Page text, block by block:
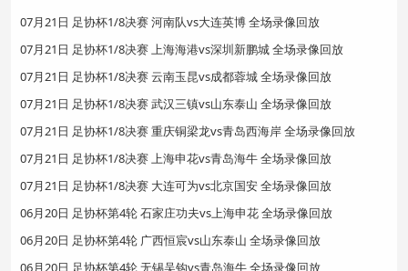
07月21日 足协杯1/8决赛 河南队vs大连英博 全场录像回放
07月21日 足协杯1/8决赛 上海海港vs深圳新鹏城 全场录像回放
07月21日 足协杯1/8决赛 云南玉昆vs成都蓉城 全场录像回放
07月21日 足协杯1/8决赛 武汉三镇vs山东泰山 全场录像回放
07月21日 足协杯1/8决赛 重庆铜梁龙vs青岛西海岸 全场录像回放
07月21日 足协杯1/8决赛 上海申花vs青岛海牛 全场录像回放
07月21日 足协杯1/8决赛 大连可为vs北京国安 全场录像回放
06月20日 足协杯第4轮 石家庄功夫vs上海申花 全场录像回放
06月20日 足协杯第4轮 广西恒宸vs山东泰山 全场录像回放
06月20日 足协杯第4轮 无锡吴钩vs青岛海牛 全场录像回放